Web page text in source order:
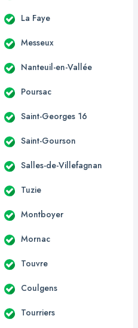
La Faye
Messeux
Nanteuil-en-Vallée
Poursac
Saint-Georges 16
Saint-Gourson
Salles-de-Villefagnan
Tuzie
Montboyer
Mornac
Touvre
Coulgens
Tourriers